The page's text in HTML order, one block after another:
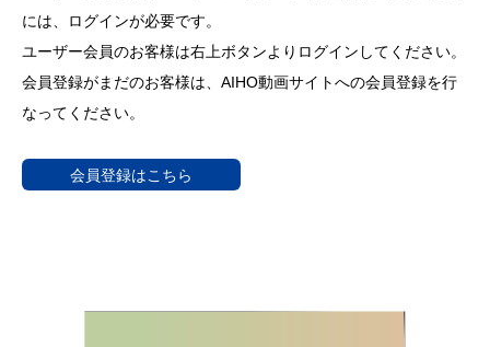
には、ログインが必要です。
ユーザー会員のお客様は右上ボタンよりログインしてください。
会員登録がまだのお客様は、AIHO動画サイトへの会員登録を行
なってください。
会員登録はこちら